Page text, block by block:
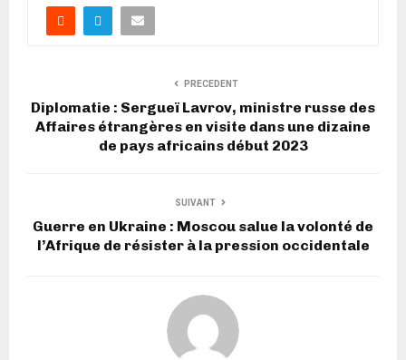
PRECEDENT
Diplomatie : Sergueï Lavrov, ministre russe des
Affaires étrangères en visite dans une dizaine
de pays africains début 2023
SUIVANT
Guerre en Ukraine : Moscou salue la volonté de
l’Afrique de résister à la pression occidentale